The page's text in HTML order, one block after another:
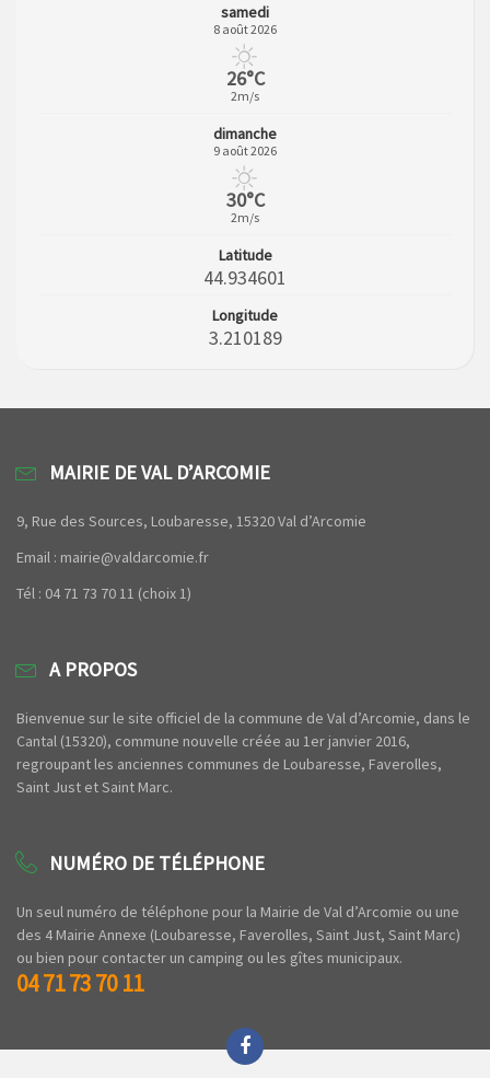
samedi
8 août 2026
26°C
2m/s
dimanche
9 août 2026
30°C
2m/s
Latitude
44.934601
Longitude
3.210189
MAIRIE DE VAL D’ARCOMIE
9, Rue des Sources, Loubaresse, 15320 Val d’Arcomie
Email : mairie@valdarcomie.fr
Tél : 04 71 73 70 11 (choix 1)
A PROPOS
Bienvenue sur le site officiel de la commune de Val d’Arcomie, dans le
Cantal (15320), commune nouvelle créée au 1er janvier 2016,
regroupant les anciennes communes de Loubaresse, Faverolles,
Saint Just et Saint Marc.
NUMÉRO DE TÉLÉPHONE
Un seul numéro de téléphone pour la Mairie de Val d’Arcomie ou une
des 4 Mairie Annexe (Loubaresse, Faverolles, Saint Just, Saint Marc)
ou bien pour contacter un camping ou les gîtes municipaux.
04 71 73 70 11